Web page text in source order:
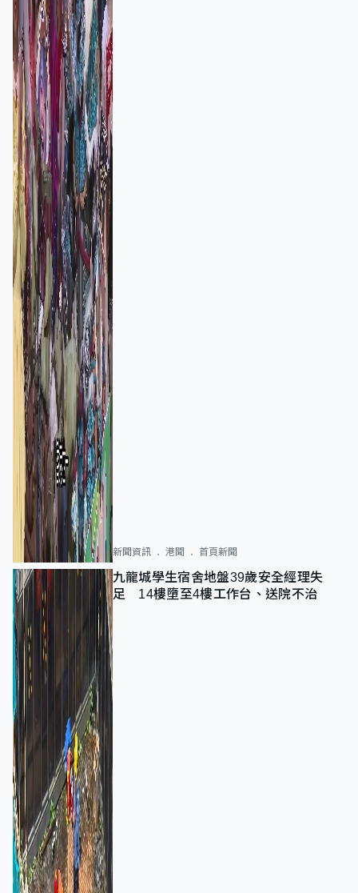
新聞資訊 港聞 首頁新聞
九龍城學生宿舍地盤39歲安全經理失
足 14樓墮至4樓工作台、送院不治